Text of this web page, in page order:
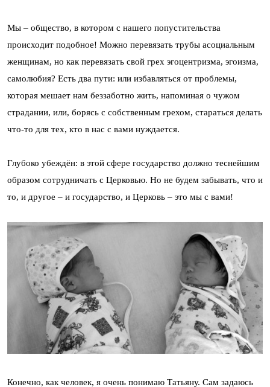
Мы – общество, в котором с нашего попустительства
происходит подобное! Можно перевязать трубы асоциальным
женщинам, но как перевязать свой грех эгоцентризма, эгоизма,
самолюбия? Есть два пути: или избавляться от проблемы,
которая мешает нам беззаботно жить, напоминая о чужом
страдании, или, борясь с собственным грехом, стараться делать
что-то для тех, кто в нас с вами нуждается.
Глубоко убеждён: в этой сфере государство должно теснейшим
образом сотрудничать с Церковью. Но не будем забывать, что и
то, и другое – и государство, и Церковь – это мы с вами!
Конечно, как человек, я очень понимаю Татьяну. Сам задаюсь